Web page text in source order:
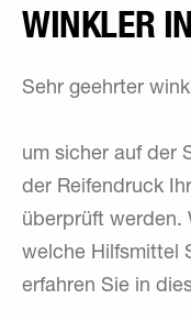
WINKLER
Sehr geehrter
um sicher auf der
der Reifendruck
überprüft werden.
welche Hilfsmittel
erfahren Sie in